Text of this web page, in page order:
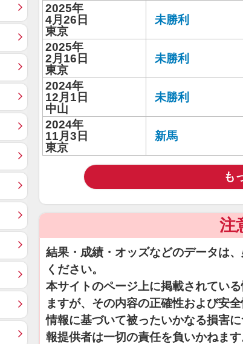
2025年
4月26日
東京
未勝利
2025年
2月16日
東京
未勝利
2024年
12月1日
中山
未勝利
2024年
11月3日
東京
新馬
も
注
結果・成績・オッズなどのデータは
ください。
本サイトのページ上に掲載されてい
ますが、その内容の正確性および安
情報に基づいて被ったいかなる損害
報提供者は一切の責任を負いかねます